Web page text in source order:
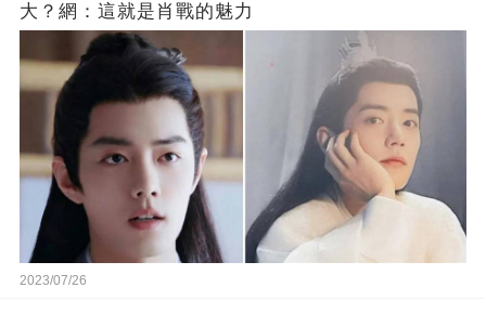
大？網：這就是肖戰的魅力
2023/07/26